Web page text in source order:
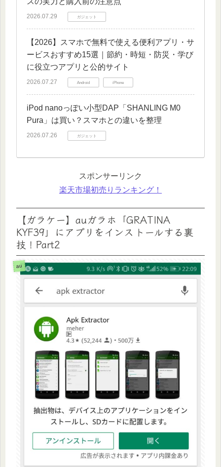
2026.07.29 ガジェット
【2026】スマホで無料で使える便利アプリ・サ
ービスおすすめ15選｜節約・時短・防災・学び
に役立つアプリと公的サイト
2026.07.27 Android iPhone
iPod nanoっぽい小型DAP「SHANLING M0
Pura」は買い？スマホとの違いを整理
2026.07.26 ガジェット
スポンサーリンク
楽天市場初売りランキング！
【ガラケー】auガラホ「GRATINA
KYF39」にアプリをインストールする裏
技！Part2
au